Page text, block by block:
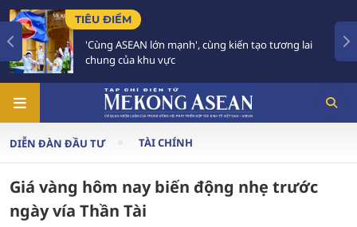
ĐIỂM
ASEAN lớn mạnh', cùng kiến tạo tương lai
của khu vực
TIÊU
59
tương
DIỄN ĐÀN ĐẦU TƯ TÀI CHÍNH
Giá vàng hôm nay biến động nhẹ trước
ngày vía Thần Tài